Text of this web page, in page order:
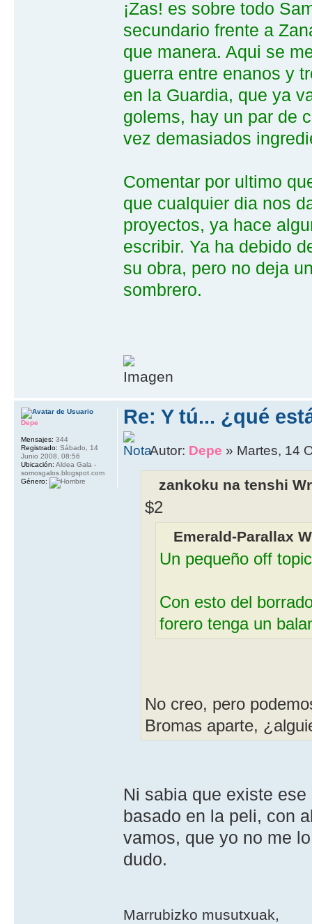
¡Zas! es sobre todo
secundario frente a
que manera. Aqui se
guerra entre enanos y
en la Guardia, que ya
golems, hay un par de
vez demasiados
Comentar por ultimo
que cualquier dia nos
proyectos, ya hace
escribir. Ya ha debido
su obra, pero no deja
sombrero.
Re: Y tú... ¿qué
Autor: Depe » Martes, 14
zankoku na tenshi
$2
Emerald-Parallax
Un pequeño off
Con esto del
forero tenga un
No creo, pero
Bromas aparte,
Ni sabia que existe
basado en la peli, con
vamos, que yo no me
dudo.
Marrubizko musutxuak,
Depe
Mensajes: 344
Registrado: Sábado, 14
Junio 2008, 08:56
Ubicación: Aldea Gala -
somosgalos.blogspot.com
Género: